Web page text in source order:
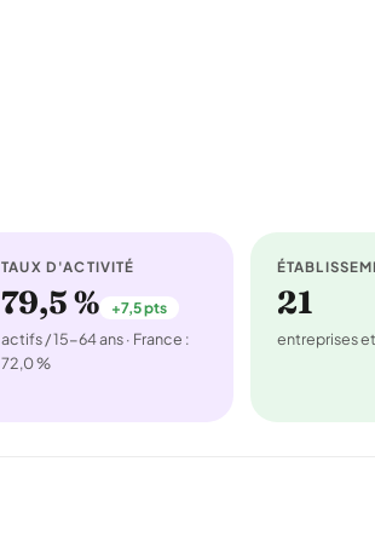
TAUX D'ACTIVITÉ
79,5 % +7,5 pts
actifs / 15-64 ans · France :
72,0 %
21
entreprises